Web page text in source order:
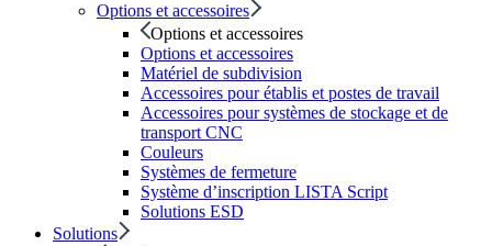
Options et accessoires
Options et accessoires
Options et accessoires
Matériel de subdivision
Accessoires pour établis et postes de travail
Accessoires pour systèmes de stockage et de
transport CNC
Couleurs
Systèmes de fermeture
Système d’inscription LISTA Script
Solutions ESD
Solutions